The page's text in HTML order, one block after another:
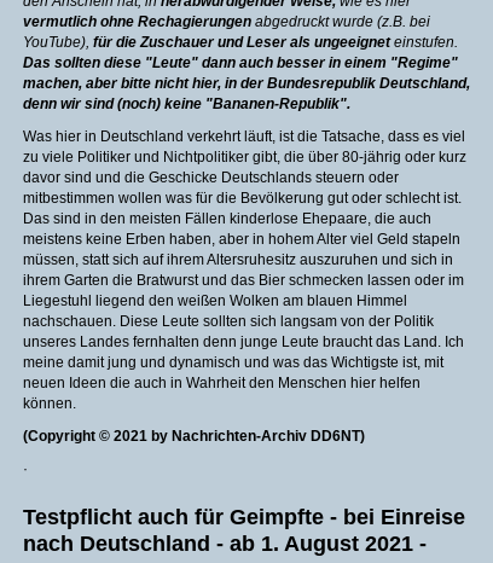
vermutlich ohne Rechagierungen abgedruckt wurde (z.B. bei
YouTube), für die Zuschauer und Leser als ungeeigneteinstufen.
Das sollten diese "Leute" dann auch besser in einem "Regime"
machen, aber bitte nicht hier, in der Bundesrepublik Deutschland,
denn wir sind (noch) keine "Bananen-Republik".
Was hier in Deutschland verkehrt läuft, ist die Tatsache, dass es viel
zu viele Politiker und Nichtpolitiker gibt, die über 80-jährig oder kurz
davor sind und die Geschicke Deutschlands steuern oder
mitbestimmen wollen was für die Bevölkerung gut oder schlecht ist.
Das sind in den meisten Fällen kinderlose Ehepaare, die auch
meistens keine Erben haben, aber in hohem Alter viel Geld stapeln
müssen, statt sich auf ihrem Altersruhesitz auszuruhen und sich in
ihrem Garten die Bratwurst und das Bier schmecken lassen oder im
Liegestuhl liegend den weißen Wolken am blauen Himmel
nachschauen. Diese Leute sollten sich langsam von der Politik
unseres Landes fernhalten denn junge Leute braucht das Land. Ich
meine damit jung und dynamisch und was das Wichtigste ist, mit
neuen Ideen die auch in Wahrheit den Menschen hier helfen
können.
(Copyright © 2021 by Nachrichten-Archiv DD6NT)
·
Testpflicht auch für Geimpfte - bei Einreise
nach Deutschland - ab 1. August 2021 -